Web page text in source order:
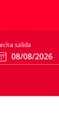
salida